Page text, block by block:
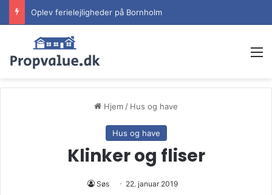
Oplev ferielejligheder på Bornholm
Hjem / Hus og have
Hus og have
Klinker og fliser
Søs 22. januar 2019